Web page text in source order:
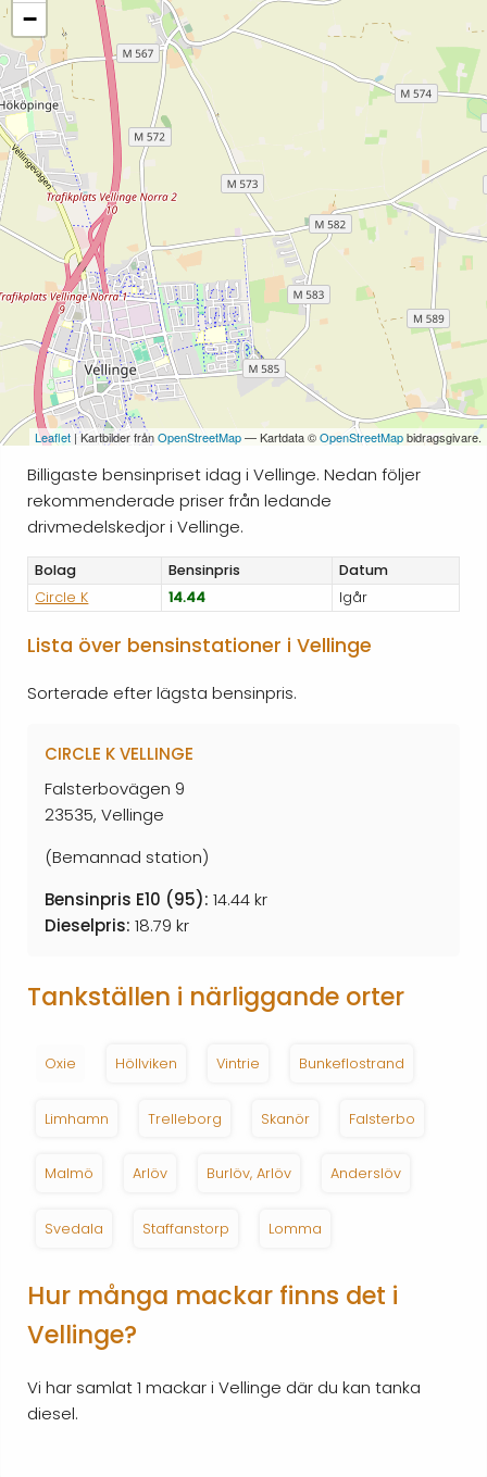
−
Leaflet | Kartbilder frånOpenStreetMap— Kartdata ©OpenStreetMapbidragsgivare.
Billigaste bensinpriset idag i Vellinge. Nedan följer
rekommenderade priser från ledande
drivmedelskedjor i Vellinge.
Bolag Bensinpris
Datum
Circle K
14.44 Igår
Lista över bensinstationer i Vellinge
Sorterade efter lägsta bensinpris.
CIRCLE K VELLINGE
Falsterbovägen 9
23535, Vellinge
(Bemannad station)
Bensinpris E10 (95): 14.44 kr
Dieselpris: 18.79 kr
Tankställen i närliggande orter
Oxie Höllviken Vintrie Bunkeflostrand
Limhamn Trelleborg Skanör Falsterbo
Malmö Arlöv Burlöv, Arlöv Anderslöv
Svedala Staffanstorp Lomma
Hur många mackar finns det i
Vellinge?
Vi har samlat 1 mackar i Vellinge där du kan tanka
diesel.